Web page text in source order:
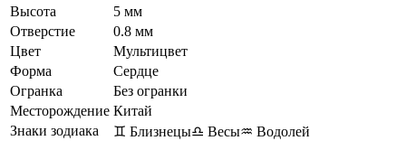
Высота
5 мм
Отверстие
0.8 мм
Цвет
Мультицвет
Форма
Сердце
Огранка
Без огранки
Месторождение Китай
Знаки зодиака
♊ Близнецы♎ Весы♒ Водолей